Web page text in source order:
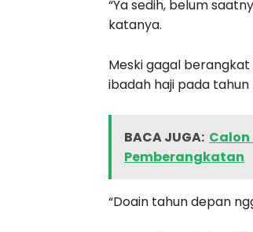
“Ya sedih, belum
katanya.
Meski gagal
ibadah haji pada
BACA JUGA:
Pemberangkatan
“Doain tahun depan